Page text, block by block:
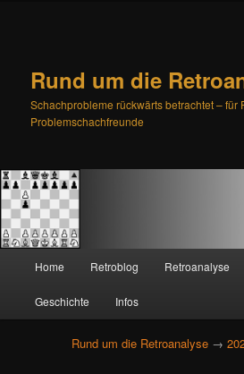
Rund um die
Schachprobleme rückwärts betrachtet – für
Problemschachfreunde
Zum
primären
Inhalt
Zum
sekundären
Inhalt
Home Retroblog Retroanalyse
Geschichte Infos
Rund um die Retroanalyse →